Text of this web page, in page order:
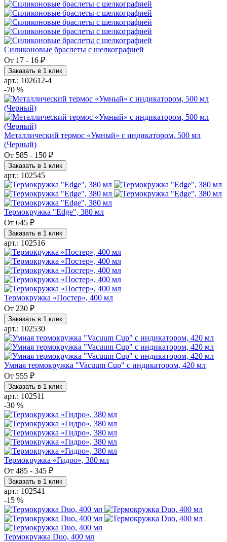
Силиконовые браслеты с шелкографией
От 17 - 16 ₽
Заказать в 1 клик
арт.: 102612-4
-70 %
Металлический термос «Умный» с индикатором, 500 мл
(Черный)
От 585 - 150 ₽
Заказать в 1 клик
арт.: 102545
Термокружка "Edge", 380 мл
От 645 ₽
Заказать в 1 клик
арт.: 102516
Термокружка «Постер», 400 мл
От 230 ₽
Заказать в 1 клик
арт.: 102530
Умная термокружка "Vacuum Cup" с индикатором, 420 мл
От 555 ₽
Заказать в 1 клик
арт.: 102511
-30 %
Термокружка «Гидро», 380 мл
От 485 - 345 ₽
Заказать в 1 клик
арт.: 102541
-15 %
Термокружка Duo, 400 мл